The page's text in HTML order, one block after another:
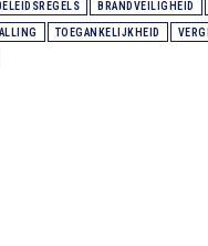
BRANDVEILIGHEID
TOEGANKELIJKHEID